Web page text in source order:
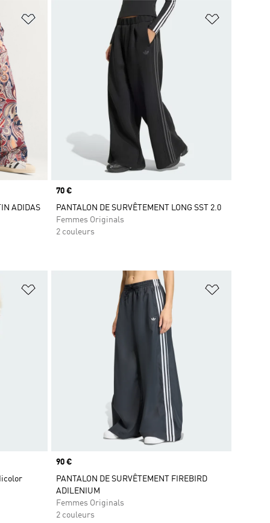
Ajouter à la Liste de produits favoris
ADIDAS
Prix
70 €
PANTALON DE SURVÊTEMENT LONG SST 2.0
Femmes Originals
2 couleurs
Ajouter à la Liste de produits favoris
Prix
90 €
PANTALON DE SURVÊTEMENT FIREBIRD
ADILENIUM
Femmes Originals
2 couleurs